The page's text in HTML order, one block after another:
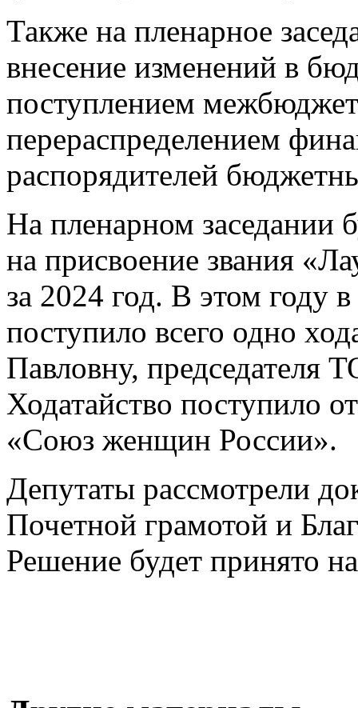
Также на пленарное
внесение изменений в
поступлением
перераспределением
распорядителей
На пленарном заседании
на присвоение звания
за 2024 год. В этом году
поступило всего одно
Павловну, председателя
Ходатайство поступило
«Союз женщин России».
Депутаты рассмотрели
Почетной грамотой и
Решение будет принято